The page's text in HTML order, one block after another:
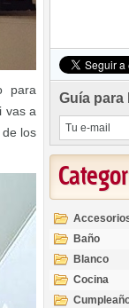
para
vas a
los
Guía para
Baño
Blanco
Cocina